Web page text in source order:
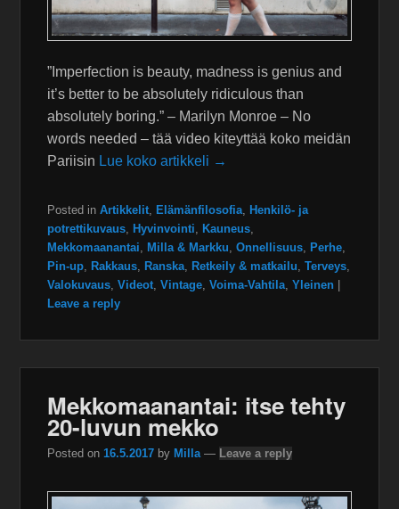
”Imperfection is beauty, madness is genius and
it’s better to be absolutely ridiculous than
absolutely boring.” – Marilyn Monroe – No
words needed – tää video kiteyttää koko meidän
Pariisin Lue koko artikkeli →
Posted in Artikkelit Elämänfilosofia Henkilö- ja
potrettikuvaus Hyvinvointi Kauneus
Mekkomaanantai
Milla & Markku ,Onnellisuus Perhe
Pin-up Rakkaus Ranska Retkeily & matkailu ,Terveys
Valokuvaus ,Videot ,Vintage ,Voima-Vahtila ,Yleinen |
Leave a reply
Mekkomaanantai: itse tehty
20-luvun mekko
Posted on16.5.2017 by Milla — Leave a reply